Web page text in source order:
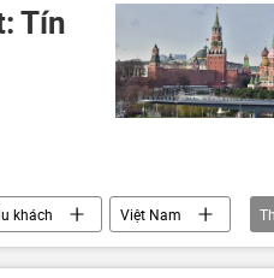
Tín
khách
Việt Nam